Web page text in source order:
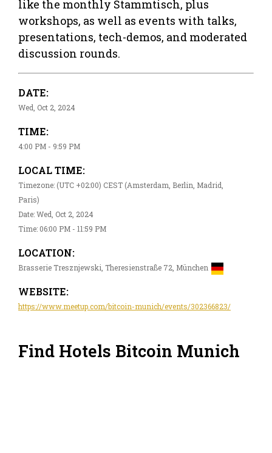
like the monthly Stammtisch, plus
workshops, as well as events with talks,
presentations, tech-demos, and moderated
discussion rounds.
DATE:
Wed, Oct 2, 2024
TIME:
4:00 PM - 9:59 PM
LOCAL TIME:
Timezone: (UTC +02:00) CEST (Amsterdam, Berlin, Madrid,
Paris)
Date: Wed, Oct 2, 2024
Time: 06:00 PM - 11:59 PM
LOCATION:
Brasserie Tresznjewski, Theresienstraße 72, München
WEBSITE:
https://www.meetup.com/bitcoin-munich/events/302366823/
Find Hotels Bitcoin Munich